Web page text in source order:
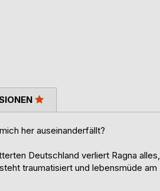
her auseinanderfällt?
Deutschland verliert Ragna alles,
traumatisiert und lebensmüde am